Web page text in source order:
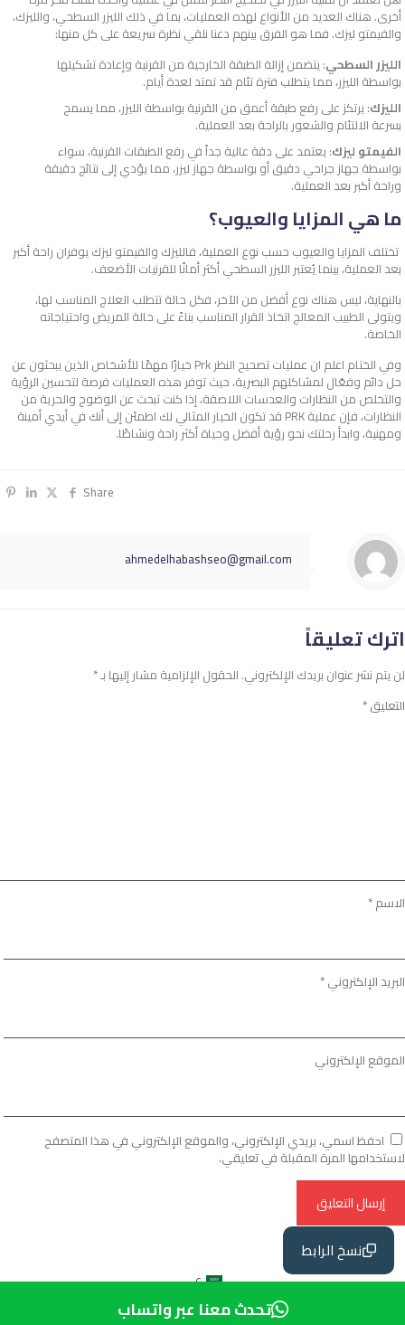
نسخ الرابط
تحدث معنا عبر واتساب
أخرى. هناك العديد من الأنواع لهذه العمليات، بما في ذلك الليزر السطحي، والليزك،
والفيمتو ليزك. فما هو الفرق بينهم دعنا نلقي نظرة سريعة على كل منها:
الليزر السطحي: يتضمن إزالة الطبقة الخارجية من القرنية وإعادة تشكيلها
بواسطة الليزر، مما يتطلب فترة تئام قد تمتد لعدة أيام.
الليزك: يرتكز على رفع طبقة أعمق من القرنية بواسطة الليزر، مما يسمح
بسرعة الالتئام والشعور بالراحة بعد العملية.
الفيمتو ليزك: يعتمد على دقة عالية جداً في رفع الطبقات القرنية، سواء
بواسطة جهاز جراحي دقيق أو بواسطة جهاز ليزر، مما يؤدي إلى نتائج دقيقة
وراحة أكبر بعد العملية.
ما هي المزايا والعيوب؟
تختلف المزايا والعيوب حسب نوع العملية، فالليزك والفيمتو ليزك يوفران راحة أكبر
بعد العملية، بينما يُعتبر الليزر السطحي أكثر أمانًا للقرنيات الأضعف.
بالنهاية، ليس هناك نوع أفضل من الآخر، فكل حالة تتطلب العلاج المناسب لها،
ويتولى الطبيب المعالج اتخاذ القرار المناسب بناءً على حالة المريض واحتياجاته
الخاصة.
وفي الختام اعلم ان عمليات تصحيح النظر Prk خيارًا مهمًا للأشخاص الذين يبحثون عن
حل دائم وفعّال لمشاكلهم البصرية، حيث توفر هذه العمليات فرصة لتحسين الرؤية
والتخلص من النظارات والعدسات اللاصقة، إذا كنت تبحث عن الوضوح والحرية من
النظارات، فإن عملية PRK قد تكون الخيار المثالي لك اطمئن إلى أنك في أيدي أمينة
ومهنية، وابدأ رحلتك نحو رؤية أفضل وحياة أكثر راحة ونشاطًا.
Share
ahmedelhabashseo@gmail.com
اترك تعليقاً
لن يتم نشر عنوان بريدك الإلكتروني. الحقول الإلزامية مشار إليها بـ*
التعليق*
الاسم*
البريد الإلكتروني*
الموقع الإلكتروني
احفظ اسمي، بريدي الإلكتروني، والموقع الإلكتروني في هذا المتصفح
لاستخدامها المرة المقبلة في تعليقي.
ع